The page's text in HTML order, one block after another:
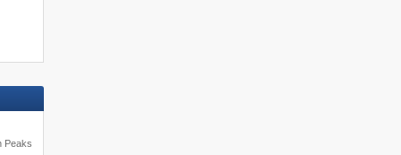
Peaks